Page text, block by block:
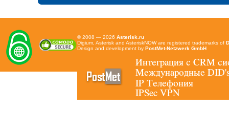
© 2008 — 2026 Asterisk.ru
Digium, Asterisk and AsteriskNOW are registered trademarks of
Design and development by PostMet-Netzwerk GmbH